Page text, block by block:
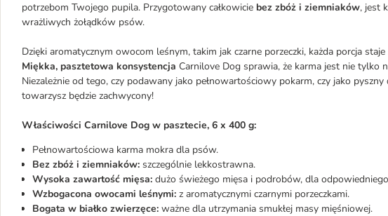
potrzebom Twojego pupila. Przygotowany całkowicie bez zbóż i ziemniaków, jest
wrażliwych żołądków psów.
Dzięki aromatycznym owocom leśnym, takim jak czarne porzeczki, każda porcja
Miękka, pasztetowa konsystencja Carnilove Dog sprawia, że karma jest nie tylko
Niezależnie od tego, czy podawany jako pełnowartościowy pokarm, czy jako
towarzysz będzie zachwycony!
Właściwości Carnilove Dog w pasztecie, 6 x 400 g:
Pełnowartościowa karma mokra dla psów.
Bez zbóż i ziemniaków: szczególnie lekkostrawna.
Wysoka zawartość mięsa: dużo świeżego mięsa i podrobów, dla
Wzbogacona owocami leśnymi: z aromatycznymi czarnymi porzeczkami.
Bogata w białko zwierzęce: ważne dla utrzymania smukłej masy mięśniowej.